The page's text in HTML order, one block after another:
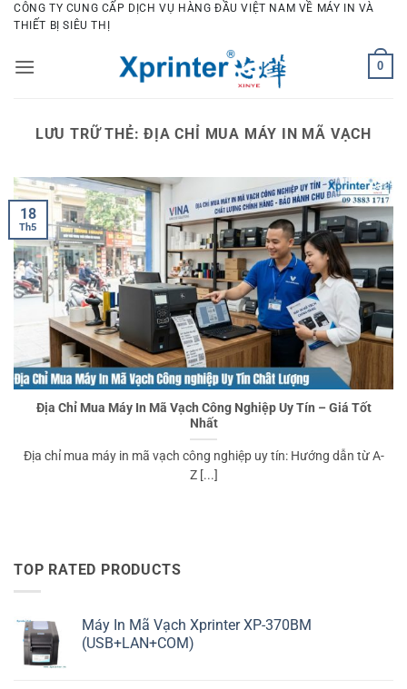
Bỏ
qua
dung
CÔNG TY CUNG CẤP DỊCH VỤ HÀNG ĐẦU VIỆT NAM VỀ MÁY IN VÀ
THIẾT BỊ SIÊU THỊ
0
LƯU TRỮ THẺ:ĐỊA CHỈ MUA MÁY IN MÃ VẠCH
Địa Chỉ Mua Máy In Mã Vạch Công Nghiệp Uy Tín – Giá Tốt
Nhất
Địa chỉ mua máy in mã vạch công nghiệp uy tín: Hướng dẫn từ A-
Z [...]
18
Th5
TOP RATED PRODUCTS
Máy In Mã Vạch Xprinter XP-370BM
(USB+LAN+COM)